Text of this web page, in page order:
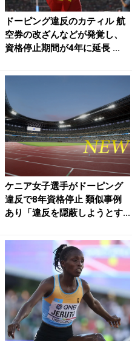
ドーピング違反のカティル 航
空券の改ざんなどが発覚し、
資格停止期間が4年に延長 ...
ケニア女子選手がドーピング
違反で8年資格停止 類似事例
あり「違反を隠蔽しようとす...